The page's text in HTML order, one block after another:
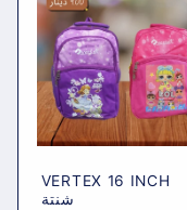
VERTEX 16 INCH
شنتة